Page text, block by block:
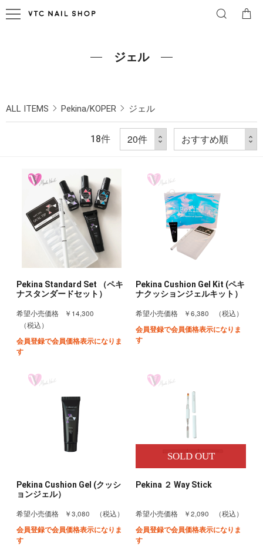
ジェル
ALL ITEMS Pekina/KOPER ジェル
18件
Pekina Standard Set （ペキ
ナスタンダードセット）
希望小売価格 ￥14,300
（税込）
会員登録で会員価格表示になりま
す
Pekina Cushion Gel Kit (ペキ
ナクッションジェルキット）
希望小売価格 ￥6,380
（税込）
会員登録で会員価格表示になりま
す
Pekina Cushion Gel (クッシ
ョンジェル）
希望小売価格 ￥3,080
（税込）
会員登録で会員価格表示になりま
す
SOLD OUT
Pekina ２ Way Stick
希望小売価格 ￥2,090
（税込）
会員登録で会員価格表示になりま
す